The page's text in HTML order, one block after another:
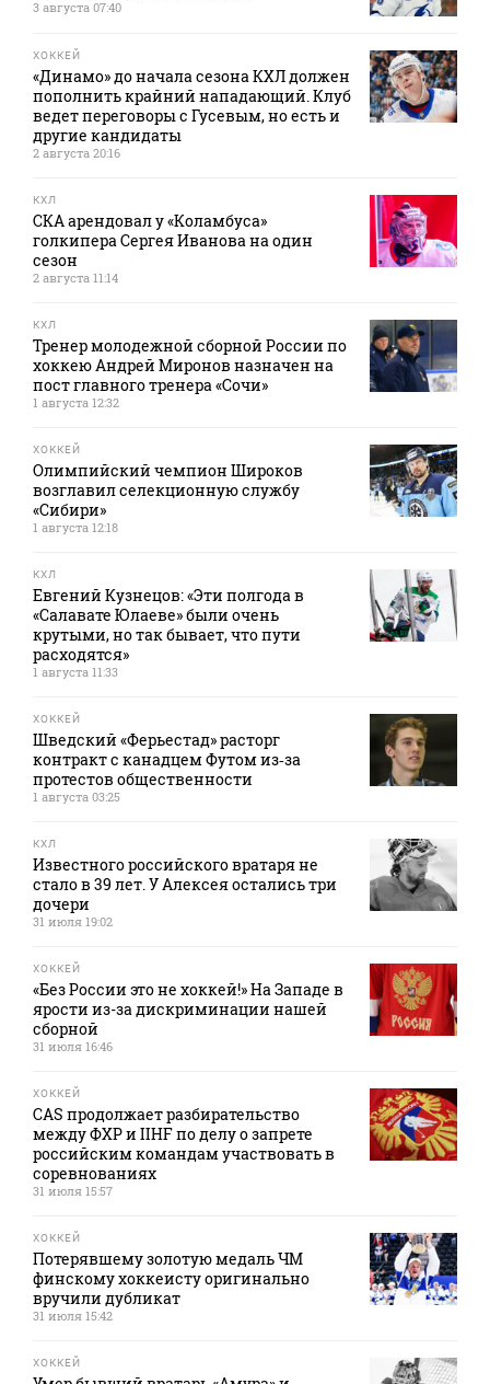
3 августа 07:40
ХОККЕЙ
«Динамо» до начала сезона КХЛ должен
пополнить крайний нападающий. Клуб
ведет переговоры с Гусевым, но есть и
другие кандидаты
2 августа 20:16
КХЛ
СКА арендовал у «Коламбуса»
голкипера Сергея Иванова на один
сезон
2 августа 11:14
КХЛ
Тренер молодежной сборной России по
хоккею Андрей Миронов назначен на
пост главного тренера «Сочи»
1 августа 12:32
ХОККЕЙ
Олимпийский чемпион Широков
возглавил селекционную службу
«Сибири»
1 августа 12:18
КХЛ
Евгений Кузнецов: «Эти полгода в
«Салавате Юлаеве» были очень
крутыми, но так бывает, что пути
расходятся»
1 августа 11:33
ХОККЕЙ
Шведский «Ферьестад» расторг
контракт с канадцем Футом из‑за
протестов общественности
1 августа 03:25
КХЛ
Известного российского вратаря не
стало в 39 лет. У Алексея остались три
дочери
31 июля 19:02
ХОККЕЙ
«Без России это не хоккей!» На Западе в
ярости из-за дискриминации нашей
сборной
31 июля 16:46
ХОККЕЙ
CAS продолжает разбирательство
между ФХР и IIHF по делу о запрете
российским командам участвовать в
соревнованиях
31 июля 15:57
ХОККЕЙ
Потерявшему золотую медаль ЧМ
финскому хоккеисту оригинально
вручили дубликат
31 июля 15:42
ХОККЕЙ